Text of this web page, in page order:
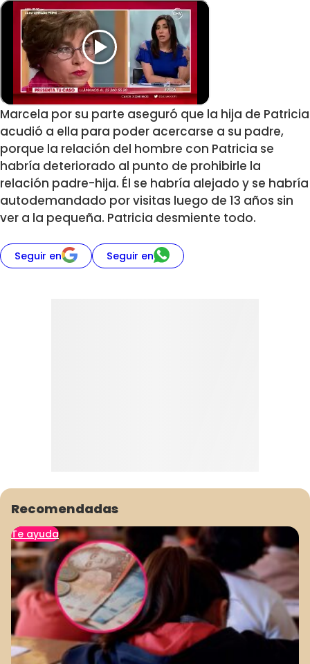
Marcela por su parte aseguró que la hija de Patricia
acudió a ella para poder acercarse a su padre,
porque la relación del hombre con Patricia se
habría deteriorado al punto de prohibirle la
relación padre-hija. Él se habría alejado y se habría
autodemandado por visitas luego de 13 años sin
ver a la pequeña. Patricia desmiente todo.
Seguir en Seguir en
Recomendadas
Te ayuda